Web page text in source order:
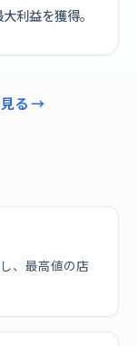
利益を獲得。
見る →
、最高値の店